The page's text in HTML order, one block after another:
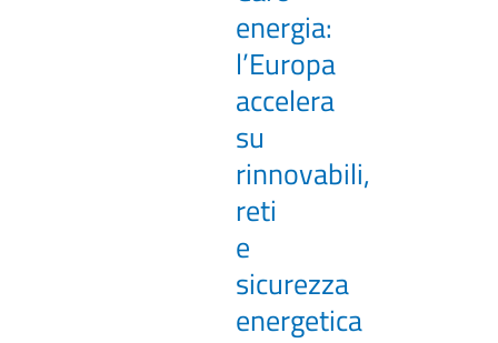
energia:
l’Europa
accelera
su
rinnovabili,
reti
e
sicurezza
energetica